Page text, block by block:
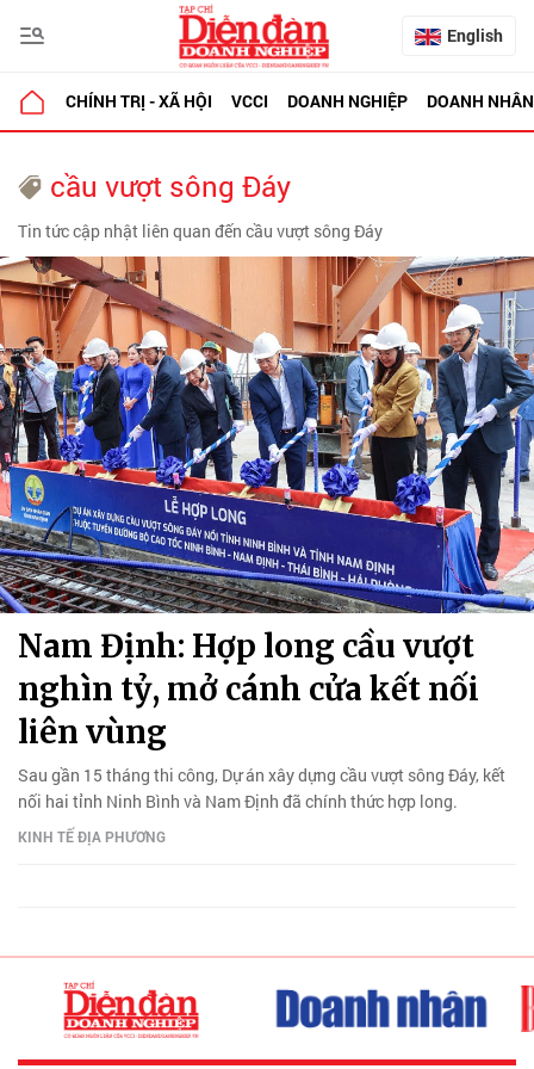
English
CHÍNH TRỊ - XÃ HỘI VCCI DOANH NGHIỆP DOANH NHÂN
cầu vượt sông Đáy
Tin tức cập nhật liên quan đến cầu vượt sông Đáy
Nam Định: Hợp long cầu vượt
nghìn tỷ, mở cánh cửa kết nối
liên vùng
Sau gần 15 tháng thi công, Dự án xây dựng cầu vượt sông Đáy, kết
nối hai tỉnh Ninh Bình và Nam Định đã chính thức hợp long.
KINH TẾ ĐỊA PHƯƠNG